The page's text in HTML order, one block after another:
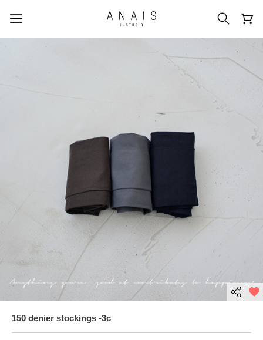
#MD추천 #당일발송 #BEST OF BEST
150 denier stockings -3c